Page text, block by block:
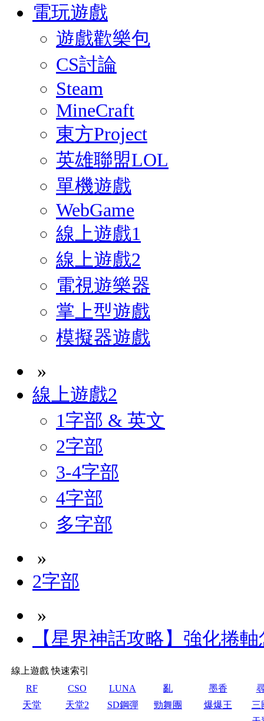
電玩遊戲
遊戲歡樂包
CS討論
Steam
MineCraft
東方Project
英雄聯盟LOL
單機遊戲
WebGame
線上遊戲1
線上遊戲2
電視遊樂器
掌上型遊戲
模擬器遊戲
»
線上遊戲2
1字部 & 英文
2字部
3-4字部
4字部
多字部
»
2字部
»
【星界神話攻略】強化捲
線上遊戲 快速索引
RF
CSO LUNA 亂 墨香
天堂
天堂2 SD鋼彈 勁舞團 爆爆王
三